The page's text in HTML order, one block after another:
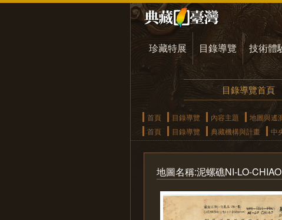
珍藏特展 目錄導覽 技術體
目錄導覽首頁
首頁 目錄導覽 內容主題 地圖與遙
首頁
目錄導覽 典藏機構與計畫 中
地圖名稱:泥螺礁NI-LO-